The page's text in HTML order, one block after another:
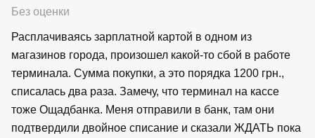
Без оценки
Расплачиваясь зарплатной картой в одном из
магазинов города, произошел какой-то сбой в работе
терминала. Сумма покупки, а это порядка 1200 грн.,
списалась два раза. Замечу, что терминал на кассе
тоже Ощадбанка. Меня отправили в банк, там они
подтвердили двойное списание и сказали ЖДАТЬ пока